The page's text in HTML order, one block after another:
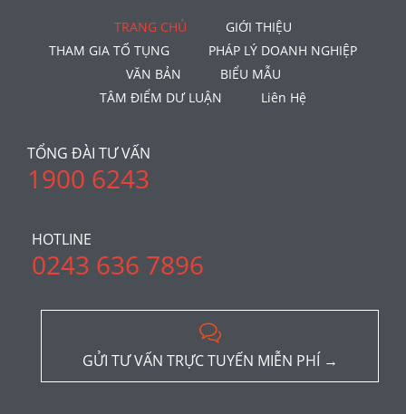
TRANG CHỦ
GIỚI THIỆU
THAM GIA TỐ TỤNG
PHÁP LÝ DOANH NGHIỆP
VĂN BẢN
BIỂU MẪU
TÂM ĐIỂM DƯ LUẬN
Liên Hệ
TỔNG ĐÀI TƯ VẤN
1900 6243
HOTLINE
0243 636 7896

GỬI TƯ VẤN TRỰC TUYẾN MIỄN PHÍ →